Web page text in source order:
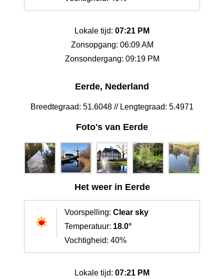
Lokale tijd: 07:21 PM
Zonsopgang: 06:09 AM
Zonsondergang: 09:19 PM
Eerde, Nederland
Breedtegraad: 51.6048 // Lengtegraad: 5.4971
Foto's van Eerde
Het weer in Eerde
Voorspelling: Clear sky
Temperatuur: 18.0°
Vochtigheid: 40%
Lokale tijd: 07:21 PM